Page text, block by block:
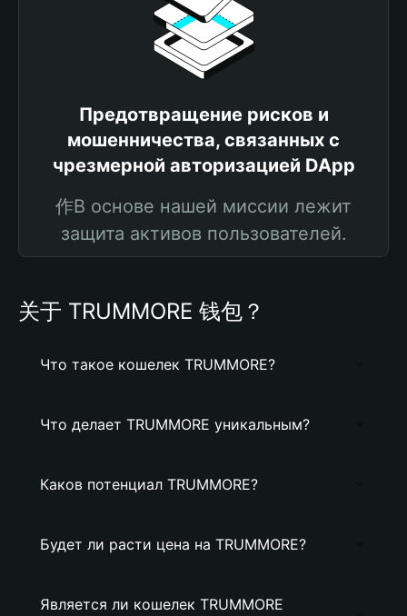
Предотвращение рисков и
мошенничества, связанных с
чрезмерной авторизацией DApp
作В основе нашей миссии лежит
защита активов пользователей.
关于 TRUMMORE 钱包？
Что такое кошелек TRUMMORE?
Что делает TRUMMORE уникальным?
Каков потенциал TRUMMORE?
Будет ли расти цена на TRUMMORE?
Является ли кошелек TRUMMORE